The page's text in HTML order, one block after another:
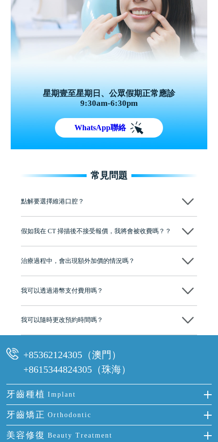
星期壹至星期日、公眾假期正常應診
9:30am-6:30pm
WhatsApp聯絡
常見問題
點解要選擇維港口腔？
維港口腔踐行「醫道濟世」的大學校訓，各分院匯聚來自香港、內地的
牌」、「2025香港企業領袖品牌」，是諾貝爾種植系統全球放心植牙中
至今已服務超過三十個國家和地區的顧客，受到粵港澳大灣區及周邊城
市市民極高的口碑評價及信任推薦 珠海、深圳設有八大分院，香港亦設
有咨詢及服務保障中心，有任何問題都可以隨時預約免費咨詢，讓人十
假如我在 CT 掃描後不接受報價，我將會被收費嗎？？
治療過程中，會出現額外加價的情況嗎？
我可以透過港幣支付費用嗎？
我可以隨時更改預約時間嗎？
可以，請盡早通過wechat或whatsapp聯絡我們，告知我們你原本預約的
+85362124305（澳門）
+8615344824305（珠海）
牙齒種植 Implant
種牙
單顆牙缺失
牙齒矯正 Orthodontic
隱形箍牙
美容修復 Beauty Treatment